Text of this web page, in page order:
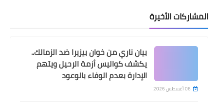
المشاركات الأخيرة
بيان ناري من خوان بيزيرا ضد الزمالك..
يكشف كواليس أزمة الرحيل ويتهم
الإدارة بعدم الوفاء بالوعود
06 أغسطس 2026